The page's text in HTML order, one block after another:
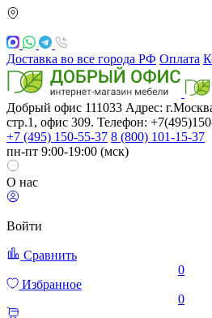
Доставка во все города РФ Оплата
Добрый офис 111033 Адрес:
стр.1, офис 309. Телефон:
+7 (495) 150-55-37 8 (800) 101-15-37
пн-пт 9:00-19:00 (мск)
О нас
Войти
Сравнить
0
Избранное
0